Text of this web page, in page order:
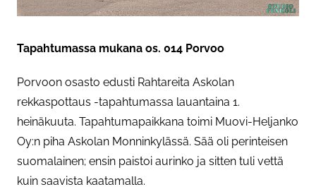
Tapahtumassa mukana os. 014 Porvoo
Porvoon osasto edusti Rahtareita Askolan
rekkaspottaus -tapahtumassa lauantaina 1.
heinäkuuta. Tapahtumapaikkana toimi Muovi-Heljanko
Oy:n piha Askolan Monninkylässä. Sää oli perinteisen
suomalainen; ensin paistoi aurinko ja sitten tuli vettä
kuin saavista kaatamalla.